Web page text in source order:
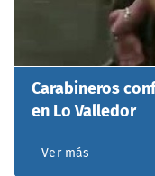
Carabineros
en Lo Valledor
Ver más